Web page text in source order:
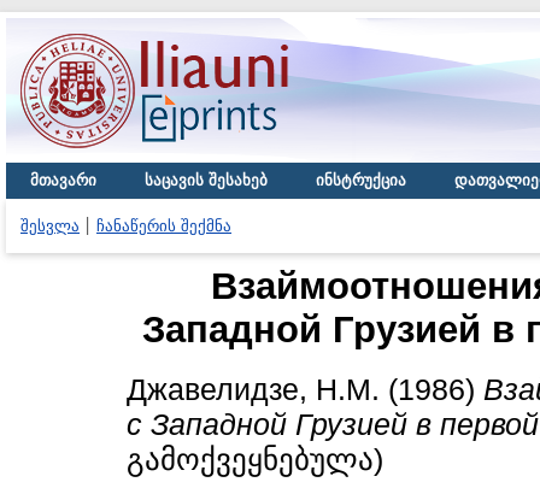
მთავარი საცავის შესახებ ინსტრუქცია
შესვლა ჩანაწერის შექმნა
Западной Грузией в
Джавелидзе, Н.М. (1986)
с Западной Грузией в
გამოქვეყნებულა)